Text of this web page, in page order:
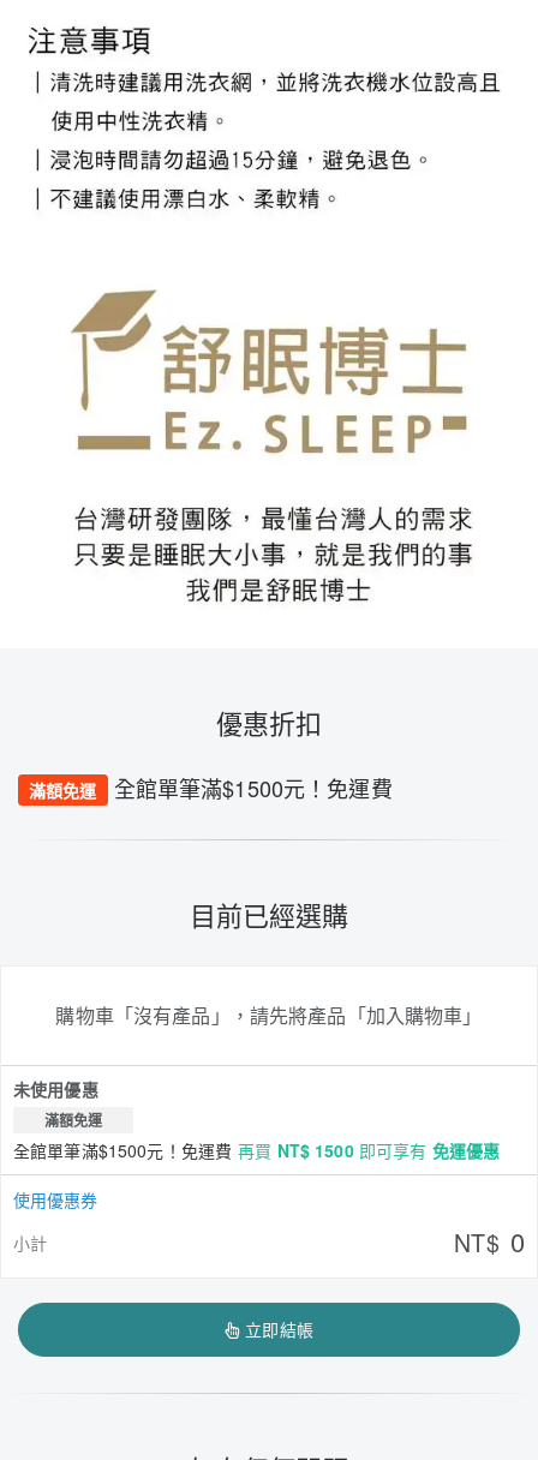
優惠折扣
滿額免運 全館單筆滿$1500元！免運費
目前已經選購
購物車「沒有產品」，請先將產品「加入購物車」
未使用優惠
滿額免運
全館單筆滿$1500元！免運費 再買 NT$ 1500即可享有 免運優惠
使用優惠券
小計
NT$ 0
立即結帳